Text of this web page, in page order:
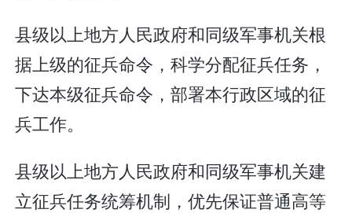
县级以上地方人民政府和同级军事机关根
据上级的征兵命令，科学分配征兵任务，
下达本级征兵命令，部署本行政区域的征
兵工作。
县级以上地方人民政府和同级军事机关建
立征兵任务统筹机制，优先保证普通高等